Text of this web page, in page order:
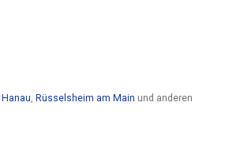
Hanau Rüsselsheim am Main und anderen